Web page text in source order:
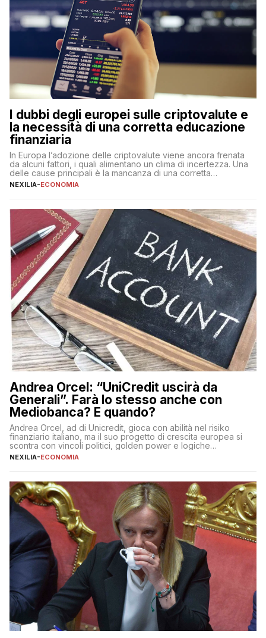
I dubbi degli europei sulle criptovalute e
la necessità di una corretta educazione
finanziaria
In Europa l’adozione delle criptovalute viene ancora frenata
da alcuni fattori, i quali alimentano un clima di incertezza. Una
delle cause principali è la mancanza di una corretta
educazione finanziaria, che impedisce ad una larga parte della
sulle criptovalute: […]
NEXILIA-ECONOMIA
Andrea Orcel: “UniCredit uscirà da
Generali”. Farà lo stesso anche con
Mediobanca? E quando?
Andrea Orcel, ad di Unicredit, gioca con abilità nel risiko
finanziario italiano, ma il suo progetto di crescita europea si
scontra con vincoli politici, golden power e logiche
protezionistiche. Orcel e la mossa su Generali Andrea Orcel,
NEXILIA-ECONOMIA